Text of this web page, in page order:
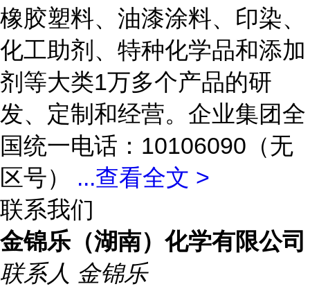
橡胶塑料、油漆涂料、印染、
化工助剂、特种化学品和添加
剂等大类1万多个产品的研
发、定制和经营。企业集团全
国统一电话：10106090（无
区号） ...查看全文 >
联系我们
金锦乐（湖南）化学有限公司
联系人 金锦乐